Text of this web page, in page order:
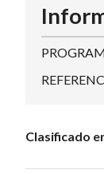
Clasificado